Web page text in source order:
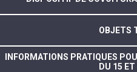
OBJETS
INFORMATIONS PRATIQUES
DU 15